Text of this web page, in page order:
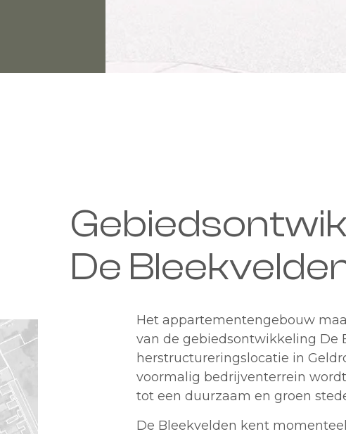
De
Het appartementengebouw
van de gebiedsontwikkeling De
herstructureringslocatie in
voormalig bedrijventerrein
tot een duurzaam en groen
De Bleekvelden kent